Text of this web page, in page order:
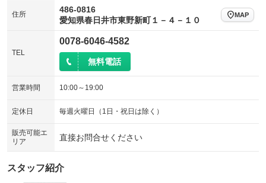
住所
486-0816
愛知県春日井市東野新町１－４－１０
MAP
TEL
0078-6046-4582
無料電話
営業時間 10:00～19:00
定休日 毎週火曜日（1日・祝日は除く）
販売可能エ
リア
直接お問合せください
スタッフ紹介